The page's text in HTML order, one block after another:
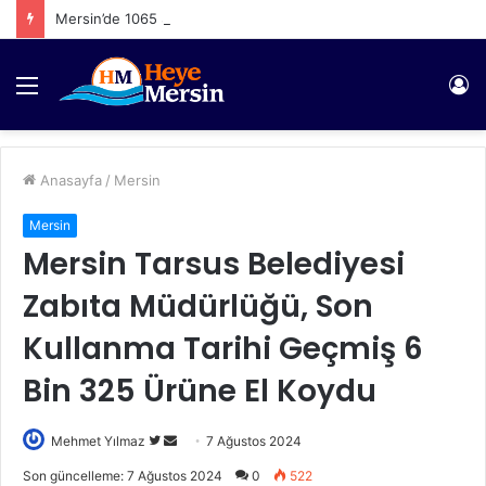
Mersin’de 1065 Şahıs Yakalandı
Menü
Anasayfa / Mersin
Mersin
Mersin Tarsus Belediyesi
Zabıta Müdürlüğü, Son
Kullanma Tarihi Geçmiş 6
Bin 325 Ürüne El Koydu
Mehmet Yılmaz
Twitter'da
Bir
7 Ağustos 2024
Son güncelleme: 7 Ağustos 2024 0 522